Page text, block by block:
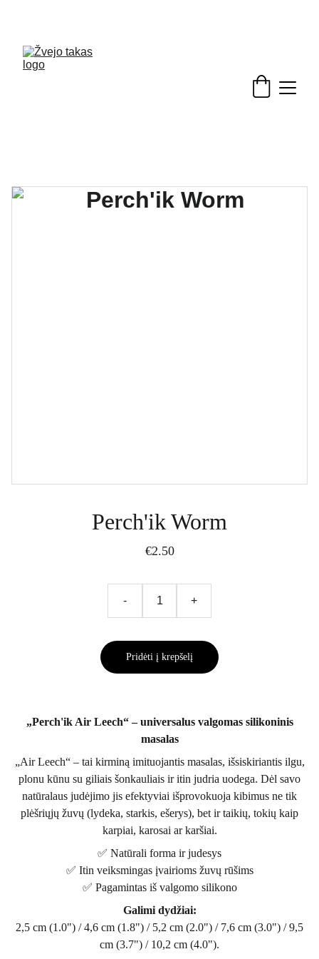
Perch'ik Worm
€2.50
- +
Pridėti į krepšelį
„Perch'ik Air Leech“ – universalus valgomas silikoninis
masalas
„Air Leech“ – tai kirminą imituojantis masalas, išsiskiriantis ilgu,
plonu kūnu su giliais šonkauliais ir itin judria uodega. Dėl savo
natūralaus judėjimo jis efektyviai išprovokuoja kibimus ne tik
plėšriųjų žuvų (lydeka, starkis, ešerys), bet ir taikių, tokių kaip
karpiai, karosai ar karšiai.
✅ Natūrali forma ir judesys
✅ Itin veiksmingas įvairioms žuvų rūšims
✅ Pagamintas iš valgomo silikono
Galimi dydžiai:
2,5 cm (1.0") / 4,6 cm (1.8") / 5,2 cm (2.0") / 7,6 cm (3.0") / 9,5
cm (3.7") / 10,2 cm (4.0").